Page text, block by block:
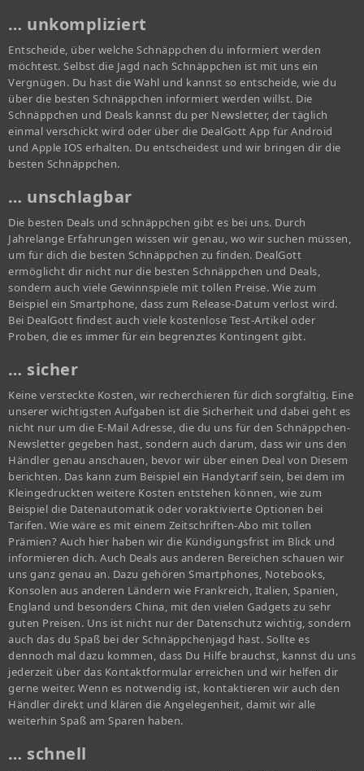
… unkompliziert
Entscheide, über welche Schnäppchen du informiert werden
möchtest. Selbst die Jagd nach Schnäppchen ist mit uns ein
Vergnügen. Du hast die Wahl und kannst so entscheide, wie du
über die besten Schnäppchen informiert werden willst. Die
Schnäppchen und Deals kannst du per Newsletter, der täglich
einmal verschickt wird oder über die DealGott App für Android
und Apple IOS erhalten. Du entscheidest und wir bringen dir die
besten Schnäppchen.
… unschlagbar
Die besten Deals und schnäppchen gibt es bei uns. Durch
Jahrelange Erfahrungen wissen wir genau, wo wir suchen müssen,
um für dich die besten Schnäppchen zu finden. DealGott
ermöglicht dir nicht nur die besten Schnäppchen und Deals,
sondern auch viele Gewinnspiele mit tollen Preise. Wie zum
Beispiel ein Smartphone, dass zum Release-Datum verlost wird.
Bei DealGott findest auch viele kostenlose Test-Artikel oder
Proben, die es immer für ein begrenztes Kontingent gibt.
… sicher
Keine versteckte Kosten, wir recherchieren für dich sorgfältig. Eine
unserer wichtigsten Aufgaben ist die Sicherheit und dabei geht es
nicht nur um die E-Mail Adresse, die du uns für den Schnäppchen-
Newsletter gegeben hast, sondern auch darum, dass wir uns den
Händler genau anschauen, bevor wir über einen Deal von Diesem
berichten. Das kann zum Beispiel ein Handytarif sein, bei dem im
Kleingedruckten weitere Kosten entstehen können, wie zum
Beispiel die Datenautomatik oder voraktivierte Optionen bei
Tarifen. Wie wäre es mit einem Zeitschriften-Abo mit tollen
Prämien? Auch hier haben wir die Kündigungsfrist im Blick und
informieren dich. Auch Deals aus anderen Bereichen schauen wir
uns ganz genau an. Dazu gehören Smartphones, Notebooks,
Konsolen aus anderen Ländern wie Frankreich, Italien, Spanien,
England und besonders China, mit den vielen Gadgets zu sehr
guten Preisen. Uns ist nicht nur der Datenschutz wichtig, sondern
auch das du Spaß bei der Schnäppchenjagd hast. Sollte es
dennoch mal dazu kommen, dass Du Hilfe brauchst, kannst du uns
jederzeit über das Kontaktformular erreichen und wir helfen dir
gerne weiter. Wenn es notwendig ist, kontaktieren wir auch den
Händler direkt und klären die Angelegenheit, damit wir alle
weiterhin Spaß am Sparen haben.
… schnell